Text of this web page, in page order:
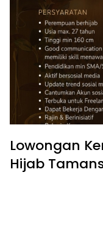
Lowongan
Hijab